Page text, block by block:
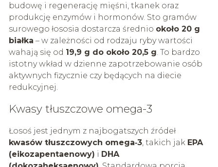
budowę i regenerację mięśni, tkanek oraz
produkcję enzymów i hormonów. Sto gramów
surowego łososia dostarcza średnio około 20 g
białka – w zależności od rodzaju ryby wartości
wahają się od 19,9 g do około 20,5 g. To bardzo
istotny wkład w dzienne zapotrzebowanie osób
aktywnych fizycznie czy będących na diecie
redukcyjnej.
Kwasy tłuszczowe omega-3
Łosoś jest jednym z najbogatszych źródeł
kwasów tłuszczowych omega‑3, takich jak EPA
(eikozapentaenowy) i DHA